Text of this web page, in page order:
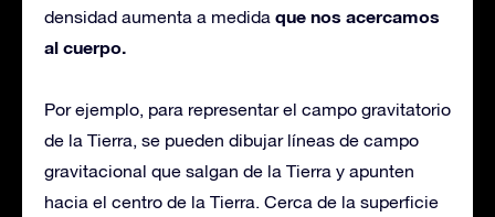
densidad aumenta a medida que nos acercamos
al cuerpo.
Por ejemplo, para representar el campo gravitatorio
de la Tierra, se pueden dibujar líneas de campo
gravitacional que salgan de la Tierra y apunten
hacia el centro de la Tierra. Cerca de la superficie